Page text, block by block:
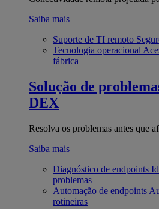
Saiba mais
Suporte de TI remoto
Tecnologia operacional
fábrica
Solução de
DEX
Resolva os problemas antes que
Saiba mais
Diagnóstico de endpoints
problemas
Automação de endpoints
rotineiras